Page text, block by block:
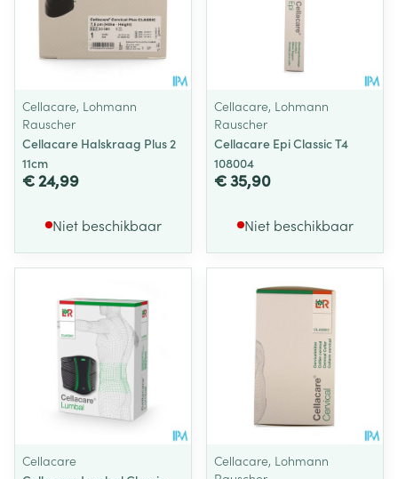
Cellacare, Lohmann
Rauscher
Cellacare Halskraag Plus 2
11cm
€ 24,99
Niet beschikbaar
Cellacare, Lohmann
Rauscher
Cellacare Epi Classic T4
108004
€ 35,90
Niet beschikbaar
Cellacare
Cellacare, Lohmann